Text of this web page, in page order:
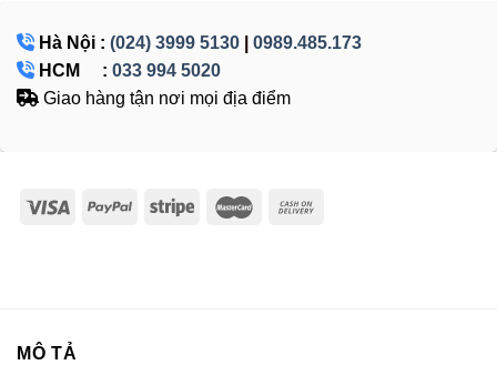
Hà Nội : (024) 3999 5130
0989.485.173
HCM : 033 994 5020
Giao hàng tận nơi mọi địa điểm
MÔ TẢ